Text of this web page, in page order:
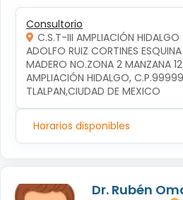
Consultorio
C.S.T-III AMPLIACIÓN HIDALGO
ADOLFO RUIZ CORTINES
MADERO NO.ZONA 2 MANZANA
AMPLIACIÓN HIDALGO,
TLALPAN,CIUDAD DE MEXICO
Horarios disponibles
Dr. Rubén